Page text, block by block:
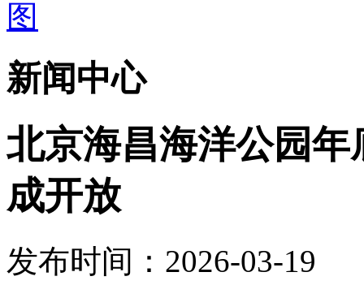
新闻中心
北京海昌海洋公园年
成开放
发布时间：2026-03-19